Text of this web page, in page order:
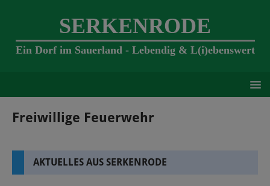
SERKENRODE
Ein Dorf im Sauerland - Lebendig & L(i)ebenswert
Freiwillige Feuerwehr
AKTUELLES AUS SERKENRODE